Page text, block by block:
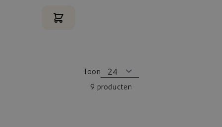
9 producten
Toon